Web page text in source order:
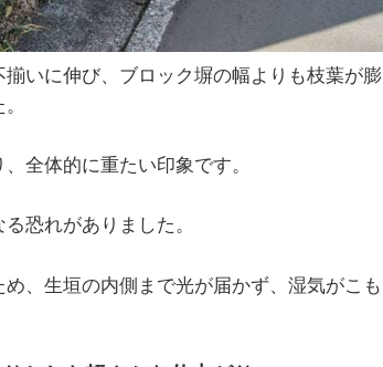
いに伸び、ブロック塀の幅よりも枝葉が膨
全体的に重たい印象です。
恐れがありました。
、生垣の内側まで光が届かず、湿気がこも